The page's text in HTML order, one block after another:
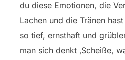
du diese Emotionen, die
Lachen und die Tränen
so tief, ernsthaft und
man sich denkt ‚Scheiße,